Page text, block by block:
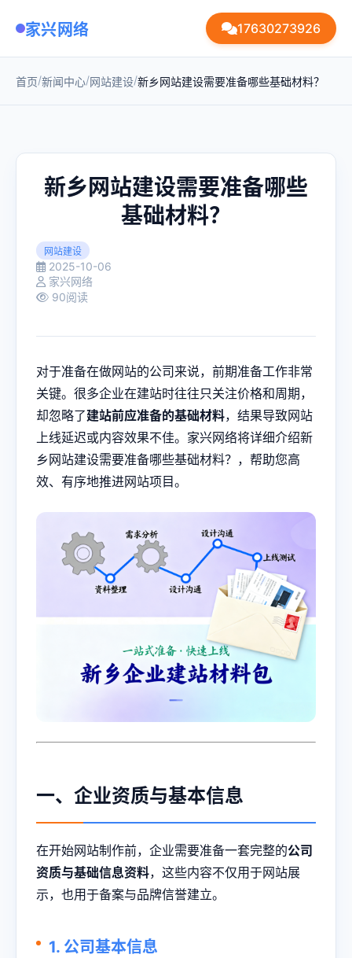
家兴网络 17630273926
首页/新闻中心/网站建设/新乡网站建设需要准备哪些基础材料？
新乡网站建设需要准备哪些
基础材料？
网站建设
2025-10-06
家兴网络
90阅读
对于准备在做网站的公司来说，前期准备工作非常
关键。很多企业在建站时往往只关注价格和周期，
却忽略了建站前应准备的基础材料，结果导致网站
上线延迟或内容效果不佳。家兴网络将详细介绍新
乡网站建设需要准备哪些基础材料？，帮助您高
效、有序地推进网站项目。
一、企业资质与基本信息
在开始网站制作前，企业需要准备一套完整的公司
资质与基础信息资料，这些内容不仅用于网站展
示，也用于备案与品牌信誉建立。
1. 公司基本信息